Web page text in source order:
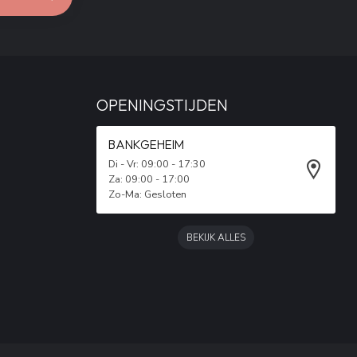
OPENINGSTIJDEN
BANKGEHEIM
Di - Vr: 09:00 - 17:30
Za: 09:00 - 17:00
Zo-Ma: Gesloten
BEKIJK ALLES